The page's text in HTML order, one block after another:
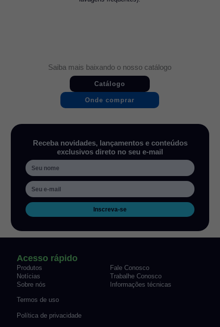
Saiba mais baixando o nosso catálogo
Catálogo
Onde comprar
Receba novidades, lançamentos e conteúdos
exclusivos direto no seu e-mail
Inscreva-se
Acesso rápido
Produtos
Fale Conosco
Notícias
Trabalhe Conosco
Sobre nós
Informações técnicas
Termos de uso
Política de privacidade